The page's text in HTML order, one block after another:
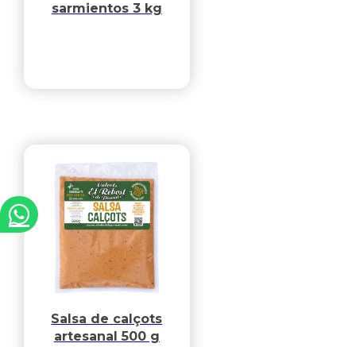
sarmientos 3 kg
Salsa de calçots
artesanal 500 g